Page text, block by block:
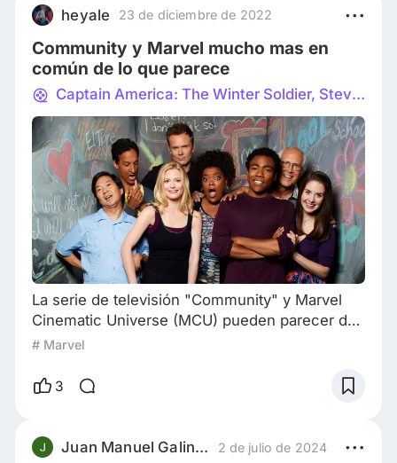
Spider-man, más allá de la trama y el mensaje
de la película (que también gustó mucho a l
heyale 23 de diciembre de 2022
Community y Marvel mucho mas en
común de lo que parece
Captain America: The Winter Soldier, Steve Rogers' Notebook
La serie de televisión "Community" y Marvel
Cinematic Universe (MCU) pueden parecer dos
entidades no relacionadas a primera vista, pero
dos. Primero, echemos un vistazo a
comunitario y forman un grupo de estudio
# Marvel
3
Juan Manuel Galindez 2 de julio de 2024